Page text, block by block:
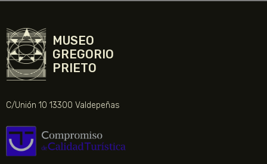
MUSEO
GREGORIO
PRIETO
C/Unión 10 13300 Valdepeñas